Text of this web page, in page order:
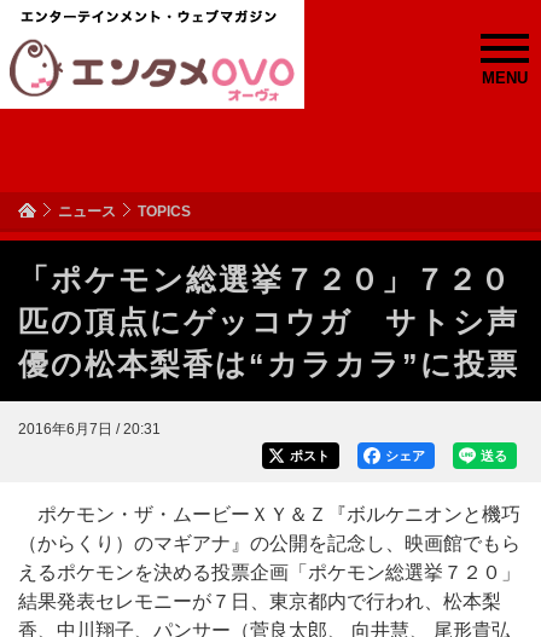
MENU
ニュース TOPICS
「ポケモン総選挙７２０」７２０
匹の頂点にゲッコウガ サトシ声
優の松本梨香は“カラカラ”に投票
2016年6月7日 / 20:31
送る
シェア
ポスト
ポケモン・ザ・ムービーＸＹ＆Ｚ『ボルケニオンと機巧
（からくり）のマギアナ』の公開を記念し、映画館でもら
えるポケモンを決める投票企画「ポケモン総選挙７２０」
結果発表セレモニーが７日、東京都内で行われ、松本梨
香、中川翔子、パンサー（菅良太郎、 向井慧、 尾形貴弘